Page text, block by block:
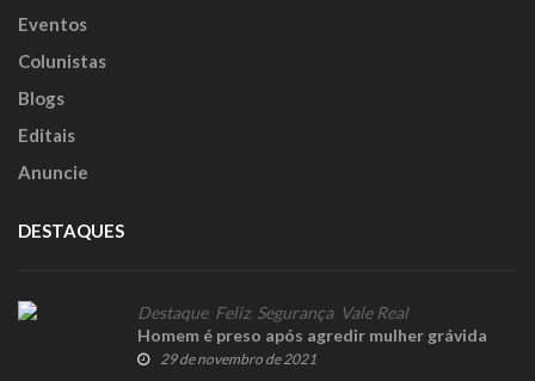
Eventos
Colunistas
Blogs
Editais
Anuncie
DESTAQUES
Destaque, Feliz, Segurança, Vale Real
Homem é preso após agredir mulher grávida
29 de novembro de 2021